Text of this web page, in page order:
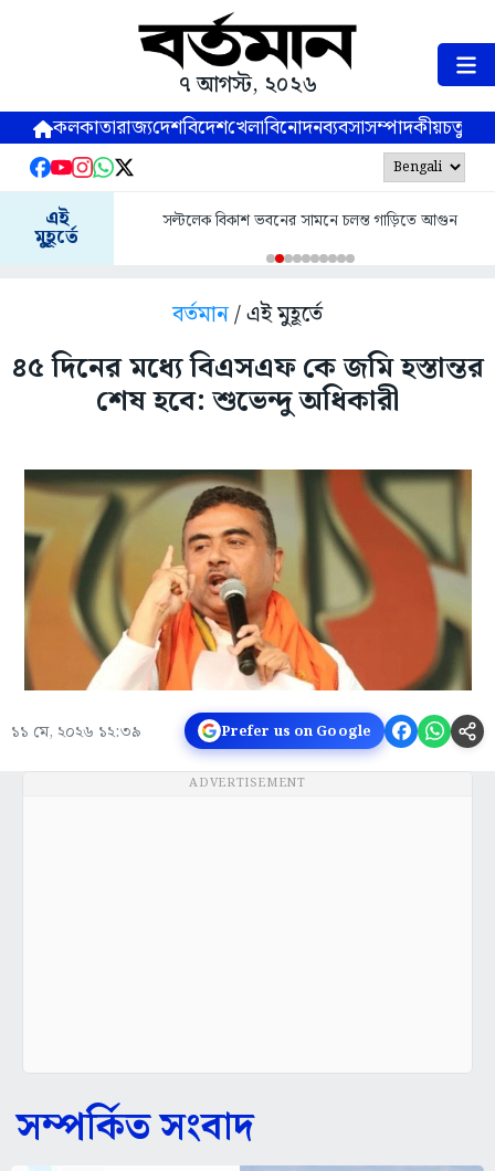
৭ আগস্ট, ২০২৬
কলকাতারাজ্যদেশবিদেশখেলাবিনোদনব্যবসাসম্পাদকীয়
এই
মুহূর্তে
সল্টলেক বিকাশ ভবনের সামনে চলন্ত গাড়িতে আগুন
বর্তমান/ এই মুহূর্তে
৪৫ দিনের মধ্যে বিএসএফ কে জমি হস্তান্তর
শেষ হবে: শুভেন্দু অধিকারী
১১ মে, ২০২৬ ১২:৩৯ Prefer us on Google
ADVERTISEMENT
সম্পর্কিত সংবাদ